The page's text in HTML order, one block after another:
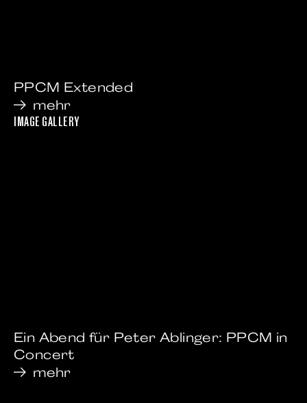
PPCM Extended
mehr
Ein Abend für Peter Ablinger: PPCM in
Concert
mehr
IMAGE GALLERY